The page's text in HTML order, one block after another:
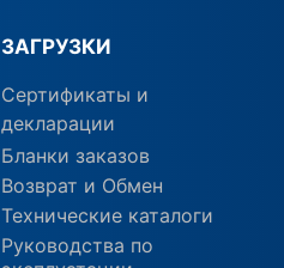
ЗАГРУЗКИ
Сертификаты и
декларации
Бланки заказов
Возврат и Обмен
Технические каталоги
Руководства по